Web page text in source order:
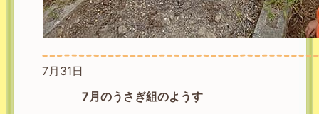
7月31日
7月のうさぎ組のようす